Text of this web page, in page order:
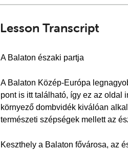
Lesson Transcript
A Balaton északi partja
A Balaton Közép-Európa
pont is itt található, így ez az oldal
környező dombvidék kiválóan
természeti szépségek mellett az
Keszthely a Balaton fővárosa, az